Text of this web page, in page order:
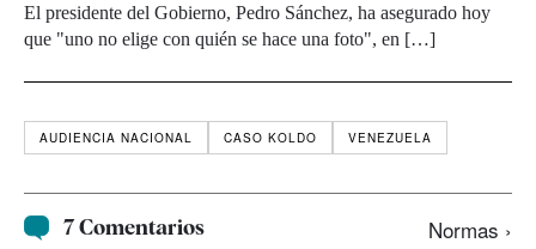
El presidente del Gobierno, Pedro Sánchez, ha asegurado hoy
que "uno no elige con quién se hace una foto", en […]
AUDIENCIA NACIONAL CASO KOLDO VENEZUELA
7 Comentarios Normas ›